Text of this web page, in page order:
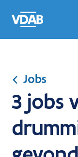
naar
een
een
job
naar
Jobs
3 jobs